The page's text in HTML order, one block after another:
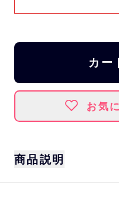
カー
お気
商品説明